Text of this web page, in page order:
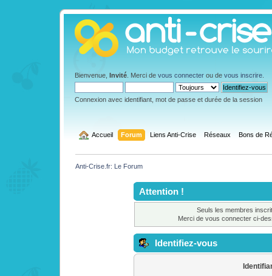
Bienvenue, Invité . Merci de vous connecter ou de vous inscrire
Connexion avec identifiant, mot de passe et durée de la session
Accueil Forum Liens Anti-Crise Réseaux Bons de
Anti-Crise.fr: Le Forum
Attention !
Seuls les membres
Merci de vous connecter ci-
Identifiez-vous